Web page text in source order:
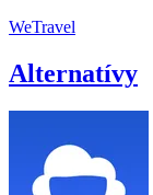
WeTravel
Alternatívy